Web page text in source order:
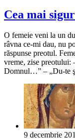
Cea mai
O femeie veni la un
râvna ce-mi dau, nu
răspunse preotul.
vreme, zise preotului:
Domnul…” – „Du-te
9 decembrie